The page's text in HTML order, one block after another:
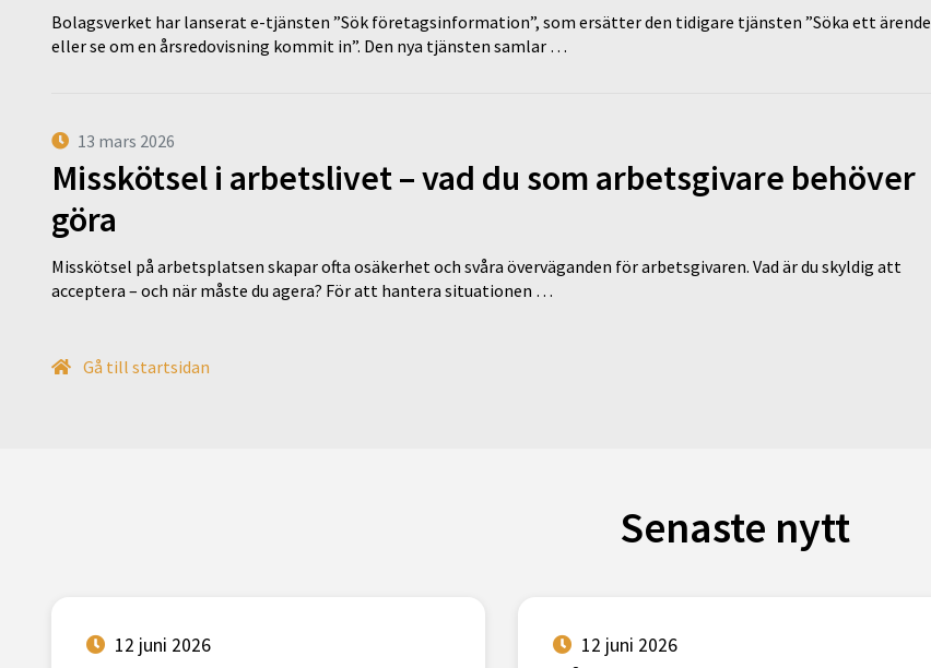
Bolagsverket har lanserat e-tjänsten ”Sök företagsinformation”, som ersätter den tidigare tjänsten ”Söka ett ärende
eller se om en årsredovisning kommit in”. Den nya tjänsten samlar …
13 mars 2026
Misskötsel i arbetslivet – vad du som arbetsgivare behöver
göra
Misskötsel på arbetsplatsen skapar ofta osäkerhet och svåra överväganden för arbetsgivaren. Vad är du skyldig att
acceptera – och när måste du agera? För att hantera situationen …
Gå till startsidan
Senaste nytt
12 juni 2026 12 juni 2026